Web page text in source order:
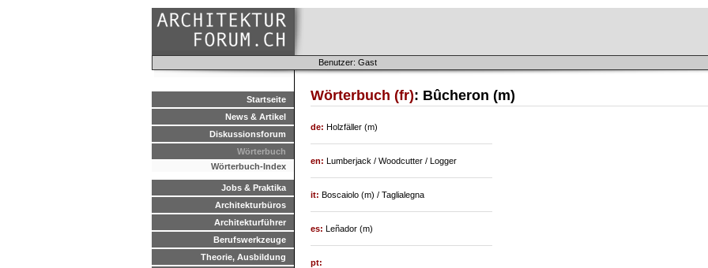
Benutzer: Gast
Startseite
News & Artikel
Diskussionsforum
Wörterbuch
Wörterbuch-Index
Jobs & Praktika
Architekturbüros
Architekturführer
Berufswerkzeuge
Theorie, Ausbildung
Wörterbuch (fr): Bûcheron (m)
de: Holzfäller (m)
en: Lumberjack / Woodcutter / Logger
it: Boscaiolo (m) / Taglialegna
es: Leñador (m)
pt: